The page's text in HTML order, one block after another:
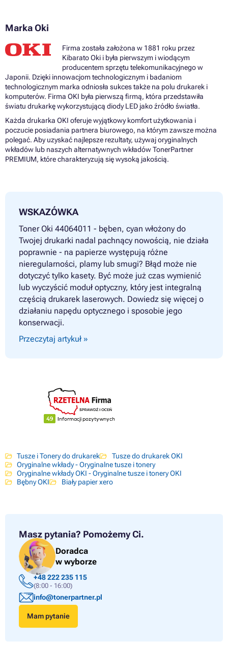
Tonery OKI MC851DN
Tonery OKI MC860
Tonery OKI MC860CDTN
Tonery OKI MC860CDXN
Tonery OKI MC860DN
Tonery OKI MC861
Tonery OKI MC861CDTN
Tonery OKI MC861CDTN PLUS
Tonery OKI MC861CDXN PLUS
Tonery OKI MC861DN
Tonery OKI MC861DN PLUS
Tonery OKI MC862CDTN
Tonery OKI MC862CDXN
Marka Oki
Firma została założona w 1881 roku przez
Kibarato Oki i była pierwszym i wiodącym
producentem sprzętu telekomunikacyjnego w
Japonii. Dzięki innowacjom technologicznym i badaniom
technologicznym marka odniosła sukces także na polu drukarek i
komputerów. Firma OKI była pierwszą firmą, która przedstawiła
światu drukarkę wykorzystującą diody LED jako źródło światła.
Każda drukarka OKI oferuje wyjątkowy komfort użytkowania i
poczucie posiadania partnera biurowego, na którym zawsze można
polegać. Aby uzyskać najlepsze rezultaty, używaj oryginalnych
wkładów lub naszych alternatywnych wkładów TonerPartner
PREMIUM, które charakteryzują się wysoką jakością.
WSKAZÓWKA
Toner Oki 44064011 - bęben, cyan włożony do
Twojej drukarki nadal pachnący nowością, nie działa
poprawnie - na papierze występują różne
nieregularności, plamy lub smugi? Błąd może nie
dotyczyć tylko kasety. Być może już czas wymienić
lub wyczyścić moduł optyczny, który jest integralną
częścią drukarek laserowych. Dowiedz się więcej o
działaniu napędu optycznego i sposobie jego
konserwacji.
Przeczytaj artykuł »
Tusze i Tonery do drukarek
Tusze do drukarek OKI
Oryginalne wkłady - Oryginalne tusze i tonery
Oryginalne wkłady OKI - Oryginalne tusze i tonery OKI
Bębny OKI
Biały papier xero
Masz pytania? Pomożemy Ci.
Doradca
w wyborze
+48 222 235 115
(8:00 - 16:00)
info@tonerpartner.pl
Mam pytanie